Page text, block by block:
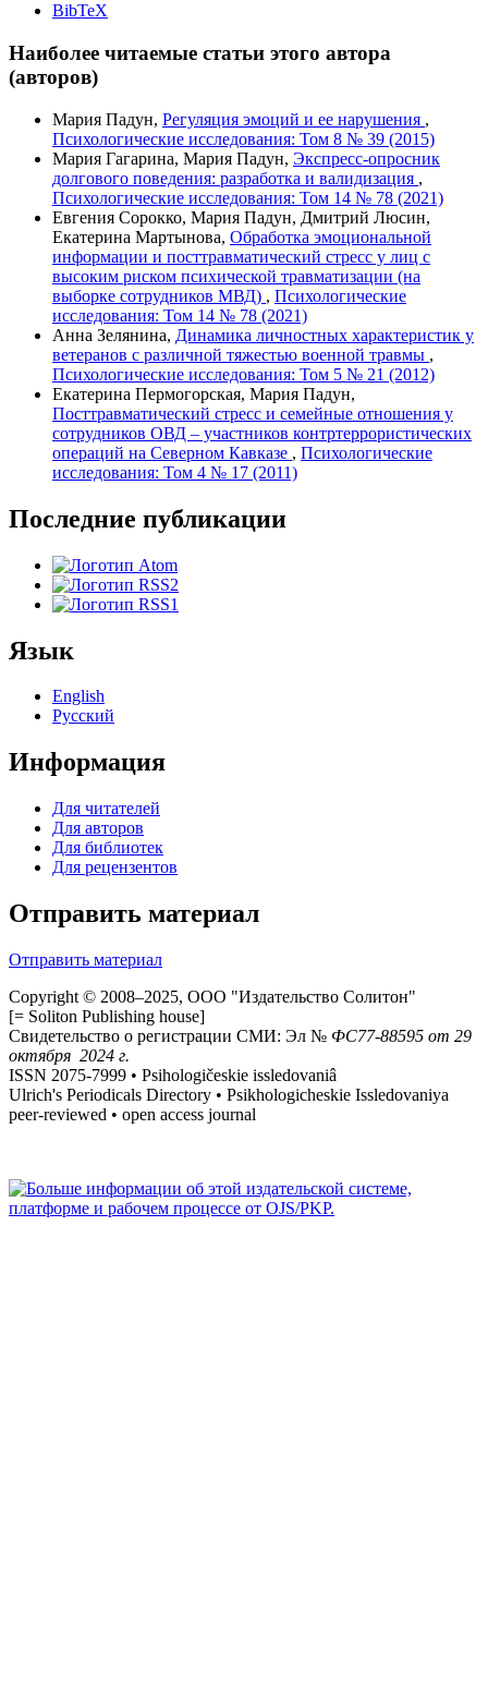
BibTeX
Наиболее читаемые статьи этого автора
(авторов)
Мария Падун, Регуляция эмоций и ее нарушения ,
Психологические исследования: Том 8 № 39 (2015)
Мария Гагарина, Мария Падун, Экспресс-опросник
долгового поведения: разработка и валидизация ,
Психологические исследования: Том 14 № 78 (2021)
Евгения Сорокко, Мария Падун, Дмитрий Люсин,
Екатерина Мартынова, Обработка эмоциональной
информации и посттравматический стресс у лиц с
высоким риском психической травматизации (на
выборке сотрудников МВД) , Психологические
исследования: Том 14 № 78 (2021)
Анна Зелянина, Динамика личностных характеристик у
ветеранов с различной тяжестью военной травмы ,
Психологические исследования: Том 5 № 21 (2012)
Екатерина Пермогорская, Мария Падун,
Посттравматический стресс и семейные отношения у
сотрудников ОВД – участников контртеррористических
операций на Северном Кавказе , Психологические
исследования: Том 4 № 17 (2011)
Последние публикации
Язык
English
Русский
Информация
Для читателей
Для авторов
Для библиотек
Для рецензентов
Отправить материал
Отправить материал
Copyright © 2008–2025, ООО "Издательство Солитон"
[= Soliton Publishing house]
Свидетельство о регистрации СМИ: Эл № ФС77-88595 от 29
октября 2024 г.
ISSN 2075-7999 • Psihologičeskie issledovaniâ
Ulrich's Periodicals Directory • Psikhologicheskie Issledovaniya
peer-reviewed • open access journal